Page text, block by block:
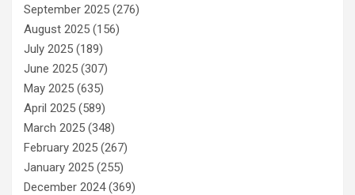
September 2025 (276)
August 2025 (156)
July 2025 (189)
June 2025 (307)
May 2025 (635)
April 2025 (589)
March 2025 (348)
February 2025 (267)
January 2025 (255)
December 2024(369)